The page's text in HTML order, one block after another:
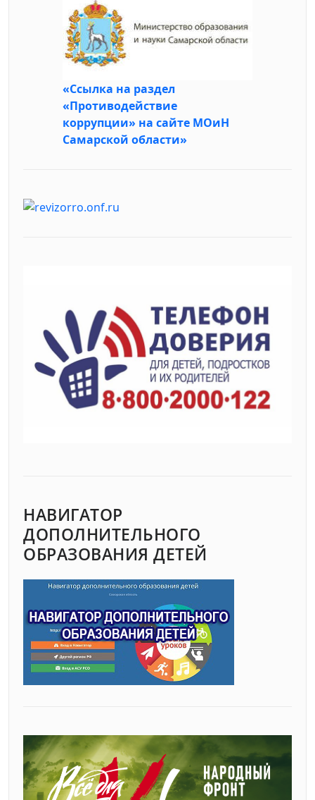
«Ссылка на раздел
«Противодействие
коррупции» на сайте МОиН
Самарской области»
НАВИГАТОР
ДОПОЛНИТЕЛЬНОГО
ОБРАЗОВАНИЯ ДЕТЕЙ